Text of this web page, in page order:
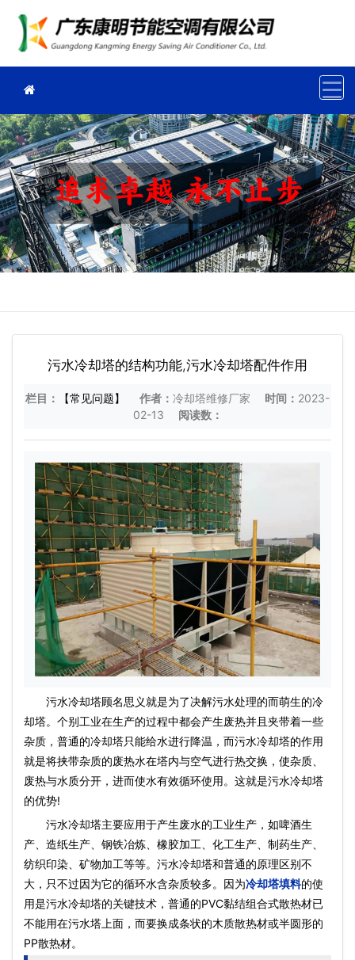
污水冷却塔的结构功能,污水冷却塔配件作用
栏目： 【常见问题】 作者： 冷却塔维修厂家 时间： 2023-
02-13
阅读数：
污水冷却塔顾名思义就是为了决解污水处理的而萌生的冷
却塔。个别工业在生产的过程中都会产生废热并且夹带着一些
杂质，普通的冷却塔只能给水进行降温，而污水冷却塔的作用
就是将挟带杂质的废热水在塔内与空气进行热交换，使杂质、
废热与水质分开，进而使水有效循环使用。这就是污水冷却塔
的优势!
污水冷却塔主要应用于产生废水的工业生产，如啤酒生
产、造纸生产、钢铁冶炼、橡胶加工、化工生产、制药生产、
纺织印染、矿物加工等等。污水冷却塔和普通的原理区别不
大，只不过因为它的循环水含杂质较多。因为冷却塔填料的使
用是污水冷却塔的关键技术，普通的PVC黏结组合式散热材已
不能用在污水塔上面，而要换成条状的木质散热材或半圆形的
PP散热材。